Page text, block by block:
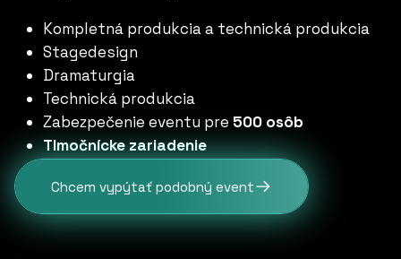
Kompletná produkcia a technická produkcia
Stagedesign
Dramaturgia
Technická produkcia
Zabezpečenie eventu pre 500 osôb
Tlmočnícke zariadenie
Chcem vypýtať podobný event